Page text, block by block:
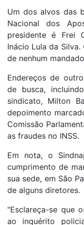
Um dos alvos das
Nacional dos
presidente é Frei
Inácio Lula da
de nenhum
Endereços de
de busca,
sindicato, Milton
depoimento
Comissão
as fraudes no INSS.
Em nota, o
cumprimento de
sua sede, em São
de alguns diretores.
"Esclareça-se que
ao inquérito